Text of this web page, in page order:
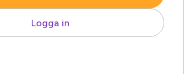
Logga in